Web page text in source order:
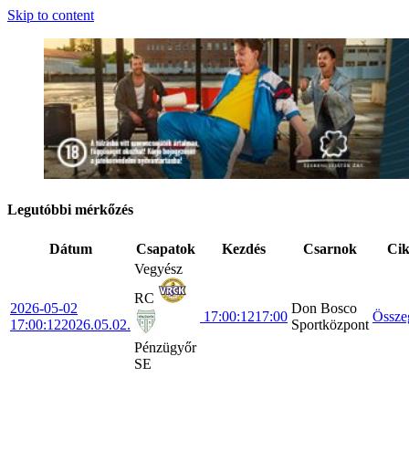
Skip to content
Legutóbbi mérkőzés
Dátum Csapatok Kezdés Csarnok
2026-05-02
17:00:122026.05.02.
Vegyész
RC
Pénzügyőr
SE
17:00:1217:00
Don Bosco
Sportközpont